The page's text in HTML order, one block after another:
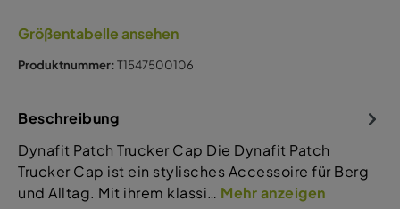
Größentabelle ansehen
Produktnummer:T1547500106
Beschreibung
Dynafit Patch Trucker Cap Die Dynafit Patch
Trucker Cap ist ein stylisches Accessoire für Berg
und Alltag. Mit ihrem klassi… Mehr anzeigen